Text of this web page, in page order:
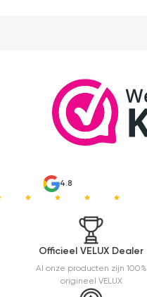
4.8
Officieel VELUX Dealer
Al onze producten zijn 100%
origineel VELUX